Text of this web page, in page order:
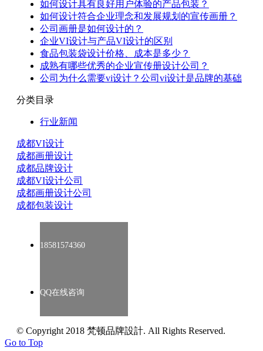
如何设计具有良好用户体验的产品包装？
如何设计符合企业理念和发展规划的宣传画册？
公司画册是如何设计的？
企业VI设计与产品VI设计的区别
食品包装袋设计价格、成本是多少？
成熟有哪些优秀的企业宣传册设计公司？
公司为什么需要vi设计？公司vi设计是品牌的基础
分类目录
行业新闻
成都VI设计
成都画册设计
成都品牌设计
成都VI设计公司
成都画册设计公司
成都包装设计
18581574360
QQ在线咨询
© Copyright 2018 梵顿品牌設計. All Rights Reserved.
Go to Top